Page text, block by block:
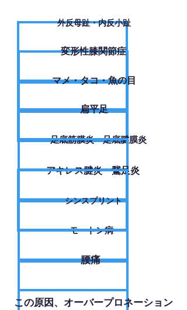
外反母趾・内反小趾
変形性膝関節症
​マメ・タコ・魚の目
扁平足
足底筋膜炎・足底腱膜炎
アキレス腱炎・鵞足炎
シンスプリント
モートン病
腰痛
​この原因、オーバープロネーション